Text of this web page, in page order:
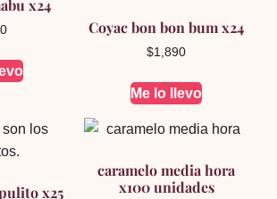
x24
Coyac bon bon bum x24
$1,890
Me lo llevo
x25
caramelo media hora
x100 unidades